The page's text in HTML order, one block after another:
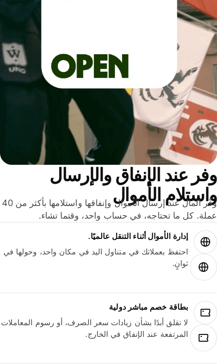
عند الإنفاق والإرسال
الأموال
وفّر المال عند إرسال الأموال وإنفاقها واستلامها بأكثر من 40
كل ما تحتاجه، في حساب واحد، وقتما تشاء.
إدارة الأموال أثناء التنقل عالميًا.
احتفظ بعملاتك في متناول اليد في مكان واحد، وحولها في
ثوانٍ.
بطاقة خصم مباشر دولية
لا تقلق أبدًا بشأن زيادات سعر الصرف، أو رسوم المعاملات
المرتفعة عند الإنفاق في الخارج.